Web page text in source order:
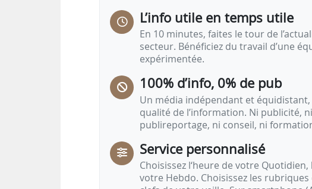
16h :Discussion, sur le rapport de la commission
L’info utile en temps utile
En 10 minutes, faites le tour de
secteur. Bénéficiez du travail d’une
expérimentée.
100% d’info, 0% de pub
Un média indépendant et
qualité de l’information. Ni publicité, ni
publireportage, ni conseil, ni
Service personnalisé
Choisissez l‘heure de votre
votre Hebdo. Choisissez les